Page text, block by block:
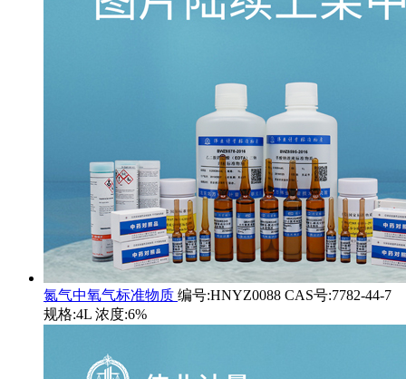
氮气中氧气标准物质 编号:HNYZ0088 CAS号:7782-44-7
规格:4L 浓度:6%